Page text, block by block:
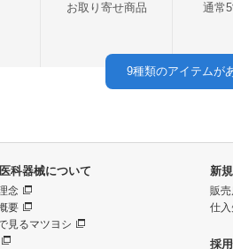
お取り寄せ商品 通常
9種類のアイテムが
科器械について
念
要
見るマツヨシ
新
販売
仕入
採